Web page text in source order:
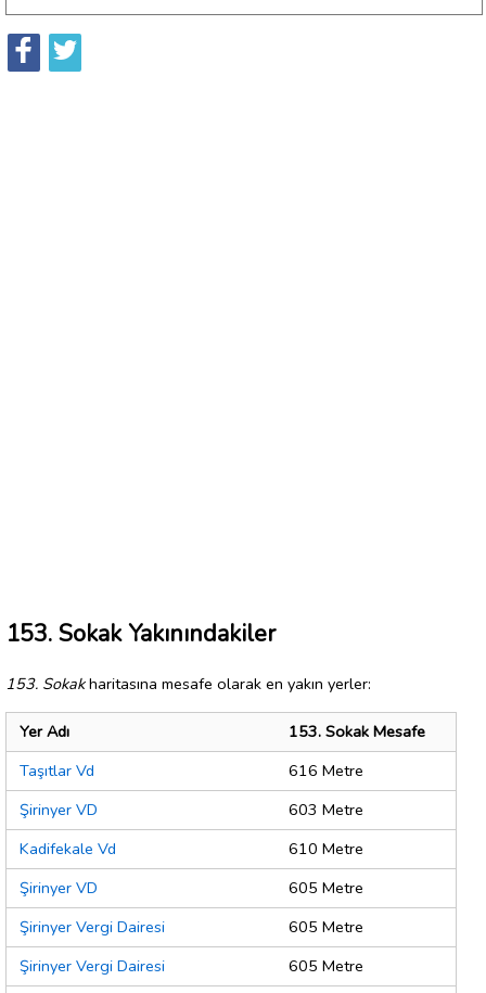
153. Sokak Yakınındakiler
153. Sokakharitasına mesafe olarak en yakın yerler:
Yer Adı
153. Sokak Mesafe
Taşıtlar Vd
616 Metre
Şirinyer VD
603 Metre
Kadifekale Vd
610 Metre
Şirinyer VD
605 Metre
Şirinyer Vergi Dairesi
605 Metre
Şirinyer Vergi Dairesi
605 Metre